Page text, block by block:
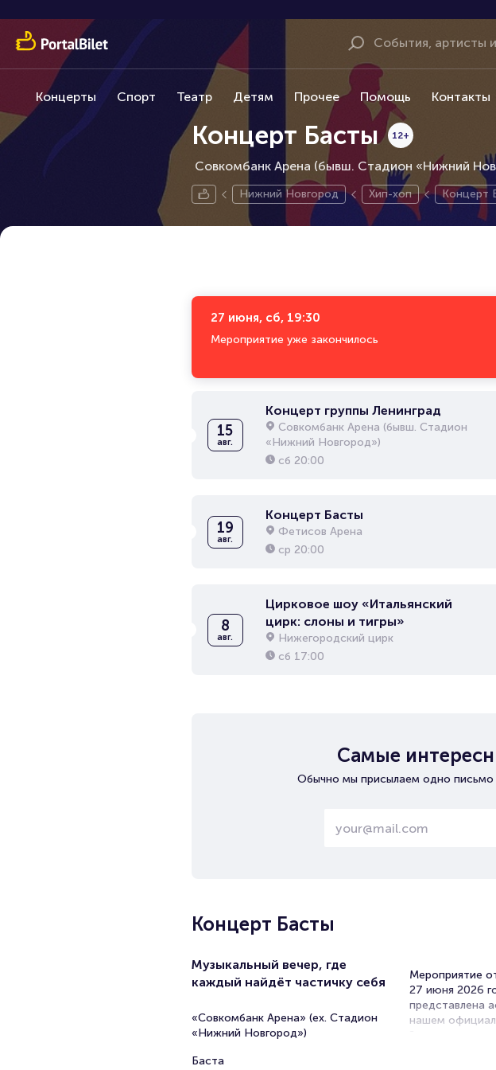
Концерты Спорт Театр Детям Прочее Помощь Контакты
Концерт Басты
Совкомбанк Арена (бывш. Стадион «Нижний
12+
Нижний Новгород Хип-хоп Концерт
27 июня, сб, 19:30
Мероприятие уже закончилось
15
авг.
Концерт группы Ленинград
Совкомбанк Арена (бывш. Стадион
«Нижний Новгород»)
сб 20:00
19
авг.
Концерт Басты
Фетисов Арена
ср 20:00
8
авг.
Цирковое шоу «Итальянский
цирк: слоны и тигры»
Нижегородский цирк
сб 17:00
Самые
Обычно мы присылаем одно письмо
Концерт Басты
Музыкальный вечер, где
каждый найдёт частичку себя
«Совкомбанк Арена» (ex. Стадион
«Нижний Новгород»)
Баста
Мероприятие
27 июня 2026
представлена
нашем